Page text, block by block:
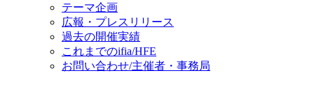
テーマ企画
広報・プレスリリース
過去の開催実績
これまでのifia/HFE
お問い合わせ/主催者・事務局